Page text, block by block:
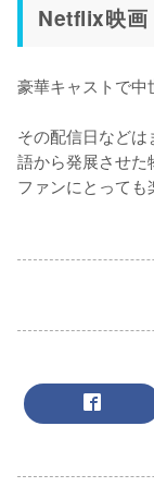
Netflix映画
豪華キャストで中
その配信日など
語から発展させ
ファンにとっても